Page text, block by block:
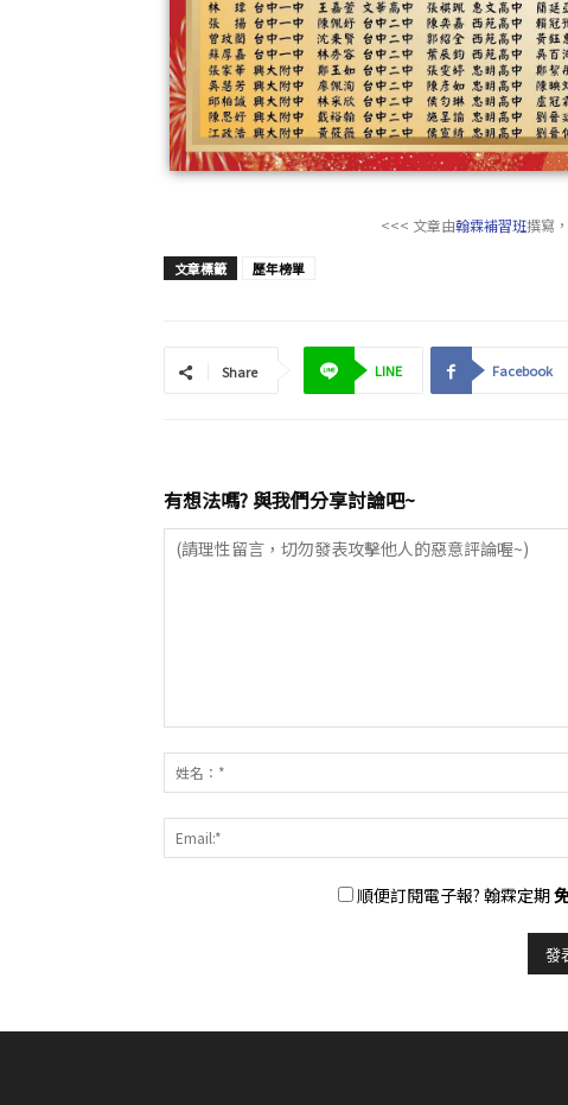
<<< 文章由翰霖補習班撰寫
文章標籤 歷年榜單
Share LINE Facebook
有想法嗎? 與我們分享討論吧~
順便訂閱電子報? 翰霖定期